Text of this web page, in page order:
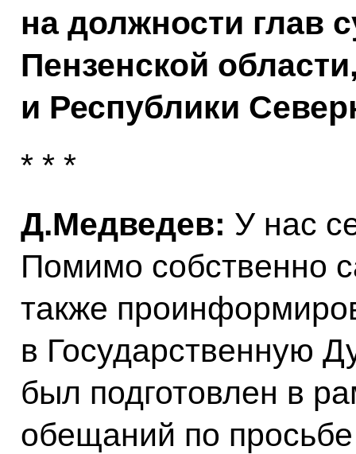
на должности глав
Пензенской
и Республики
* * *
Д.Медведев: У нас
Помимо собственно
также
в Государственную
был подготовлен в
обещаний по